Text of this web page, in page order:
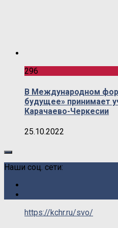
296
В Международном
будущее» принимает
Карачаево-Черкесии
25.10.2022
Наши соц. сети:
https://kchr.ru/svo/